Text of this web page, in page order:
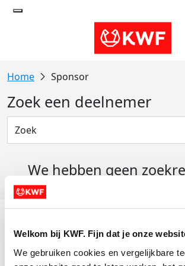
Welkom bij KWF. Fijn dat je onze
We gebruiken cookies en vergelijkbare
Sponsor
Zoek een deelnemer
We hebben geen
Actiematerialen
Evenementen